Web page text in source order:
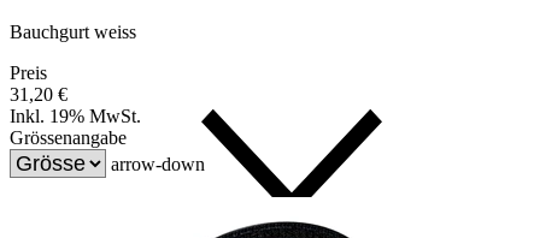
Bauchgurt weiss
Preis
31,20 €
Inkl. 19% MwSt.
Grössenangabe
arrow-down